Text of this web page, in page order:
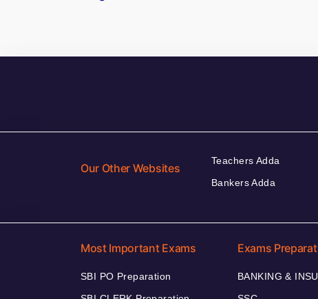
Our Other Websites
Teachers Adda
Bankers Adda
Most Important Exams
SBI PO Preparation
Exams
BANKING &